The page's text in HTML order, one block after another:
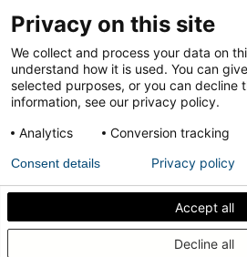
Demander un devis
Où acheter
Contactez-nous
Installer
FAQ
Installation de porte pivotante
Téléchargements
Demander une porte complète.
S'engager
Soumettez-vous au Best Pivot Door
Politique de Confidentialité
Comment isoler
Privacy on this site
We collect and process your data on
understand how it is used. You can
selected purposes, or you can decline
information, see our privacy policy.
Analytics
Conversion tracking
Accept all
Decline all
Consent details Privacy policy